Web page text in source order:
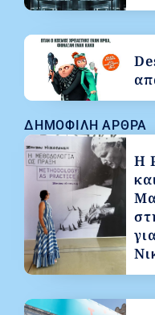
ΔΗΜΟΦΙΛΉ ΆΡΘΡΑ
Η